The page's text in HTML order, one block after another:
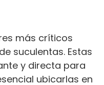
más críticos
suculentas. Estas
y directa para
ubicarlas en